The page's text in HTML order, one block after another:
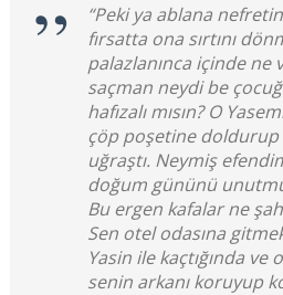
“Peki ya ablana
fırsatta ona sırtını
palazlanınca içinde ne
saçman neydi be
hafızalı mısın? O
çöp poşetine doldurup
uğraştı. Neymiş
doğum gününü
Bu ergen kafalar ne
Sen otel odasına
Yasin ile kaçtığında ve
senin arkanı koruyup